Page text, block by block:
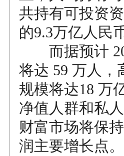
共持有可投资
的9.3万亿人民
而据预计
将达 59 万人，
规模将达18 万
净值人群和私
财富市场将保
润主要增长点。